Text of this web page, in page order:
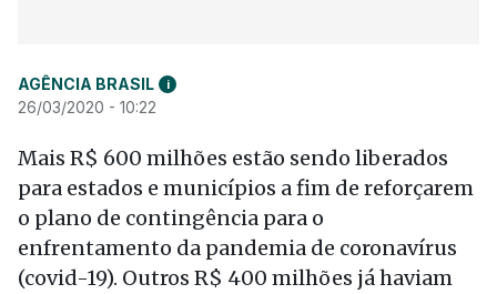
AGÊNCIA BRASIL i
26/03/2020 - 10:22
Mais R$ 600 milhões estão sendo liberados
para estados e municípios a fim de reforçarem
o plano de contingência para o
enfrentamento da pandemia de coronavírus
(covid-19). Outros R$ 400 milhões já haviam